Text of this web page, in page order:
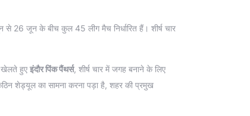
से 26 जून के बीच कुल 45 लीग मैच निर्धारित हैं। शीर्ष चार
खेलते हुए इंदौर पिंक पैंथर्स, शीर्ष चार में जगह बनाने के लिए
शेड्यूल का सामना करना पड़ा है, शहर की प्रमुख